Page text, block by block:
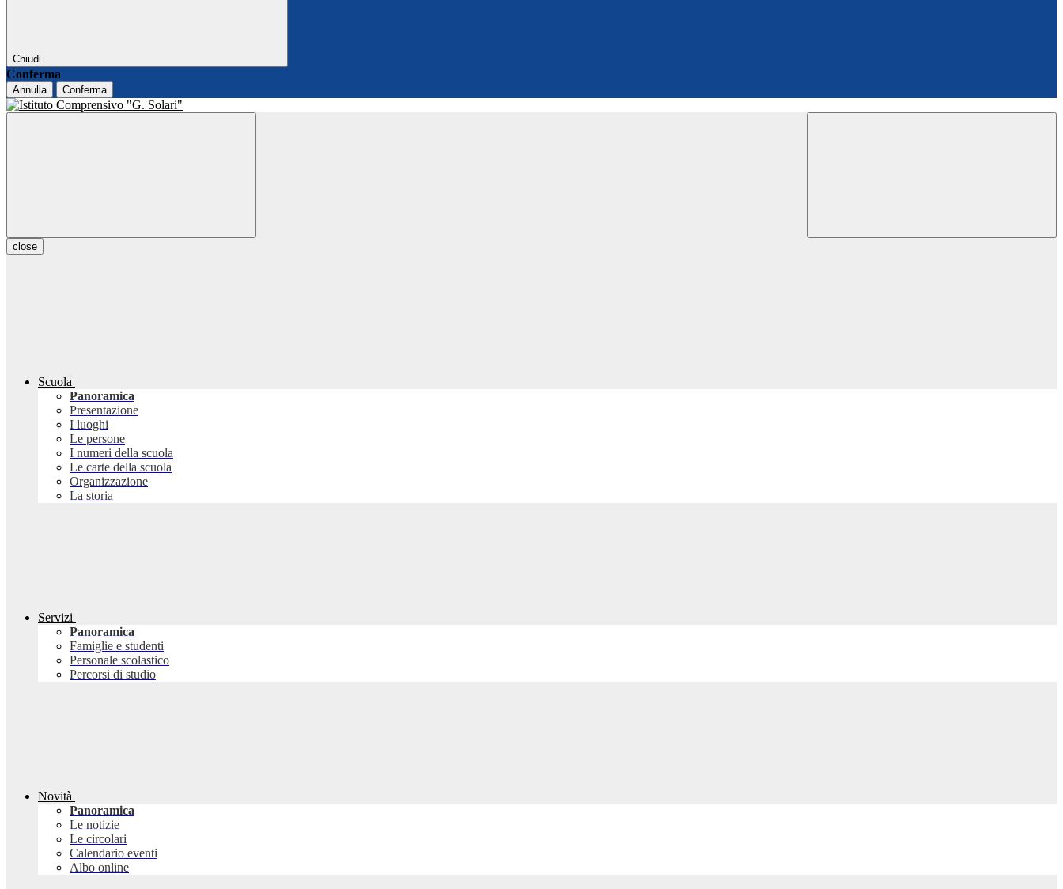
Chiudi
Conferma
Annulla Conferma
close
Scuola
Panoramica
Presentazione
I luoghi
Le persone
I numeri della scuola
Le carte della scuola
Organizzazione
La storia
Servizi
Panoramica
Famiglie e studenti
Personale scolastico
Percorsi di studio
Novità
Panoramica
Le notizie
Le circolari
Calendario eventi
Albo online